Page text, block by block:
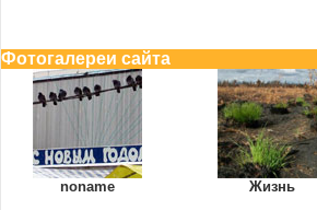
Фотогалереи сайта
noname Жизнь